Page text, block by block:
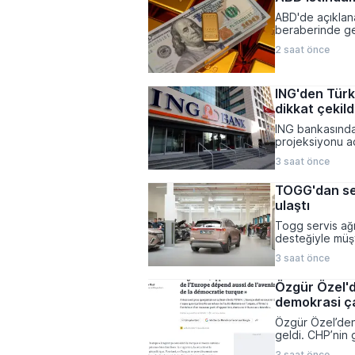
çerçevenin
ABD'de
beraberinde
küresel
2 saat önce
ING'den
dikkat
ING
projeksiyonu
rezervlerindeki
3 saat önce
TOGG'dan
ulaştı
Togg servis
desteğiyle
altmış dört
3 saat önce
Özgür
demokrasi
Özgür
geldi. CHP’nin